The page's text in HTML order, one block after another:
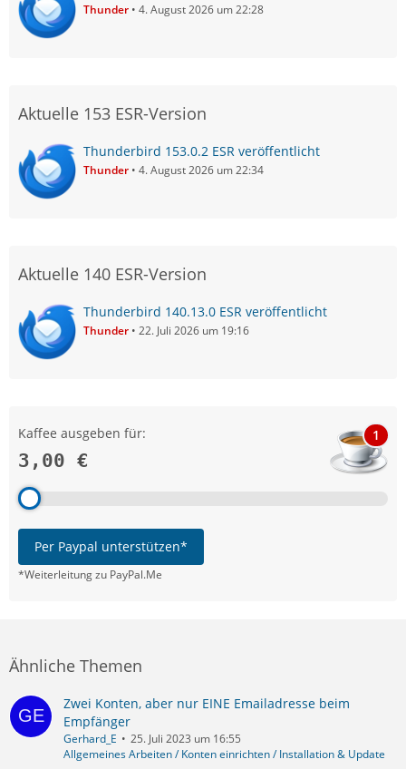
Thunder 4. August 2026 um 22:28
Aktuelle 153 ESR-Version
Thunderbird 153.0.2 ESR veröffentlicht
Thunder 4. August 2026 um 22:34
Aktuelle 140 ESR-Version
Thunderbird 140.13.0 ESR veröffentlicht
Thunder 22. Juli 2026 um 19:16
Kaffee ausgeben für:
3,00 €
1
Per Paypal unterstützen*
*Weiterleitung zu PayPal.Me
Ähnliche Themen
Zwei Konten, aber nur EINE Emailadresse beim
Empfänger
Gerhard_E
25. Juli 2023 um 16:55
Allgemeines Arbeiten / Konten einrichten / Installation & Update